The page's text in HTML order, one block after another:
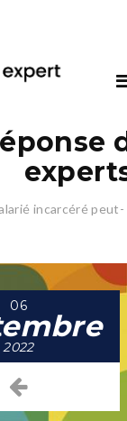
incarcéré
06
2022